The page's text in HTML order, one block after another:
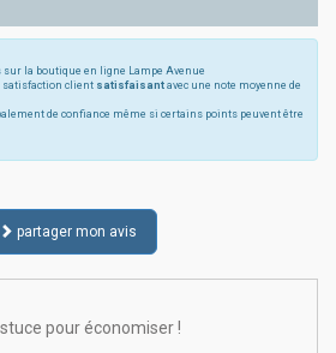
la boutique en ligne Lampe Avenue
satisfaction client satisfaisant avec une note moyenne de
de confiance même si certains points peuvent être
partager mon avis
pour économiser !